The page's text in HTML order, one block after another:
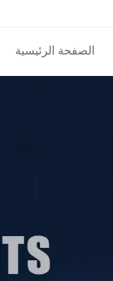
الصفحة الرئيسية